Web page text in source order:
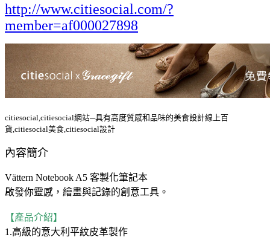
http://www.citiesocial.com/?
member=af000027898
citiesocial,citiesocial網站─具有高度質感和品味的美食設計線上百
貨,citiesocial美食,citiesocial設計
內容簡介
Vättern Notebook A5 客製化筆記本
啟發你靈感，繪畫與記錄的創意工具。
【產品介紹】
1.高級的意大利平紋皮革製作